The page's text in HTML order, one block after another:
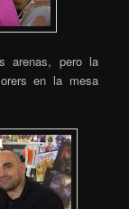
arenas, pero la
en la mesa